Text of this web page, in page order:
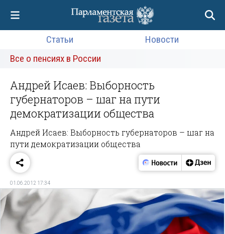
Статьи
Новости
Все о пенсиях в России
Андрей Исаев: Выборность
губернаторов – шаг на пути
демократизации общества
Андрей Исаев: Выборность губернаторов – шаг на
пути демократизации общества
01.06.2012 17:34